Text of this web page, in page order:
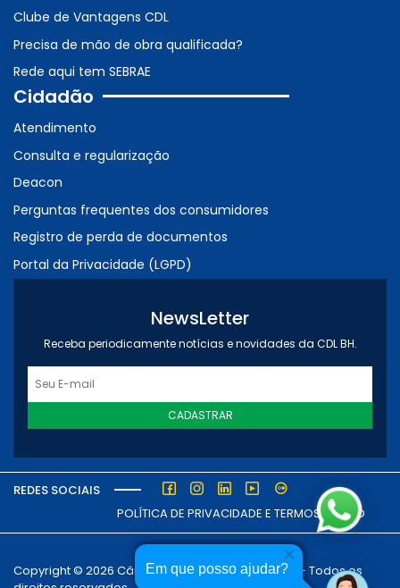
Em que posso ajudar?
Clube de Vantagens CDL
Precisa de mão de obra qualificada?
Rede aqui tem SEBRAE
Cidadão
Atendimento
Consulta e regularização
Deacon
Perguntas frequentes dos consumidores
Registro de perda de documentos
Portal da Privacidade (LGPD)
NewsLetter
Receba periodicamente notícias e novidades da CDL BH.
CADASTRAR
REDES SOCIAIS
POLÍTICA DE PRIVACIDADE E TERMOS DE USO
Copyright © 2026 Câmara dos Dirigentes Lojistas - Todos os